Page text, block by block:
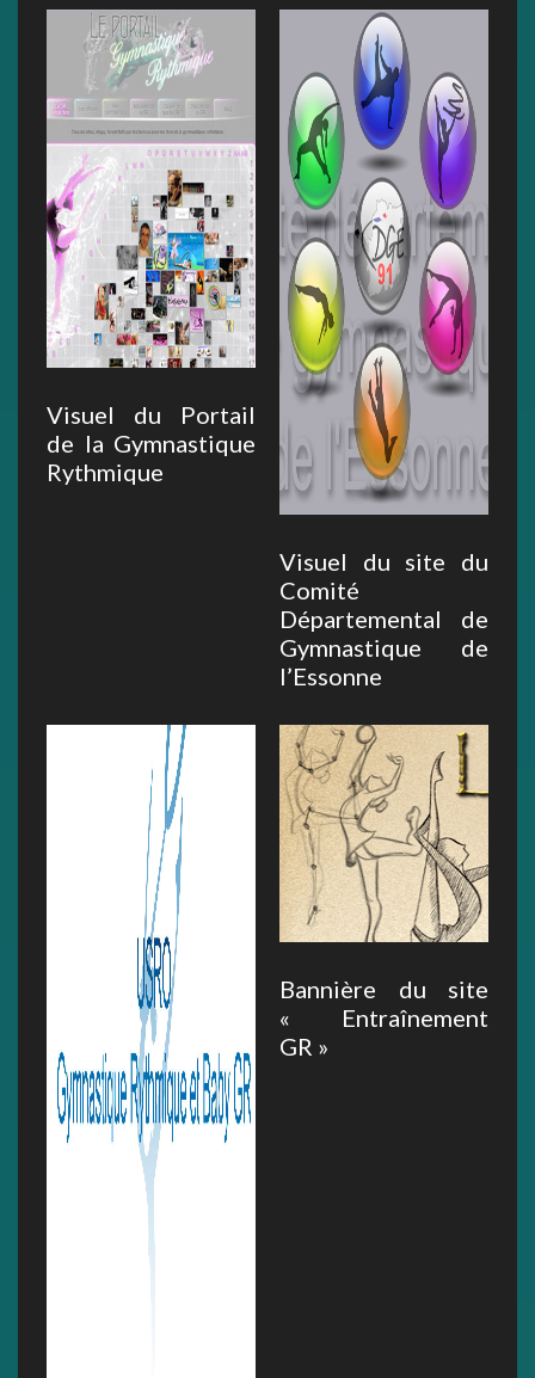
Visuel du Portail
de la Gymnastique
Rythmique
Visuel du site du
Comité
Départemental de
Gymnastique de
l’Essonne
Bannière du site
« Entraînement
GR »